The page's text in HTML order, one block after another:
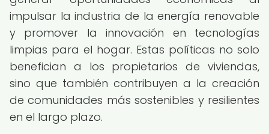
impulsar la industria de la energía renovable
y promover la innovación en tecnologías
limpias para el hogar. Estas políticas no solo
benefician a los propietarios de viviendas,
sino que también contribuyen a la creación
de comunidades más sostenibles y resilientes
en el largo plazo.